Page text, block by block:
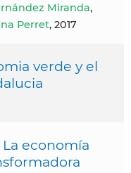
Miranda,
Perret, 2017
verde y el
La economía